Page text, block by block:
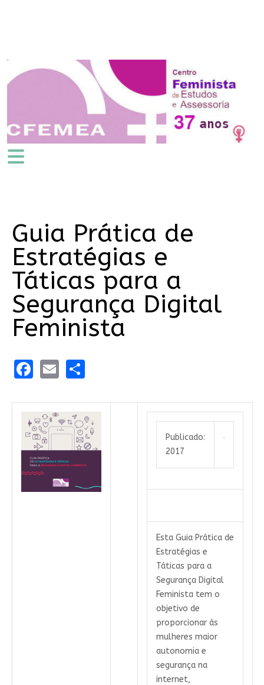
Guia Prática de
Estratégias e
Táticas para a
Segurança Digital
Feminista
Facebook
EmailShare
Publicado:
2017
Esta Guia Prática de
Estratégias e
Táticas para a
Segurança Digital
Feminista tem o
objetivo de
proporcionar às
mulheres maior
autonomia e
segurança na
internet,